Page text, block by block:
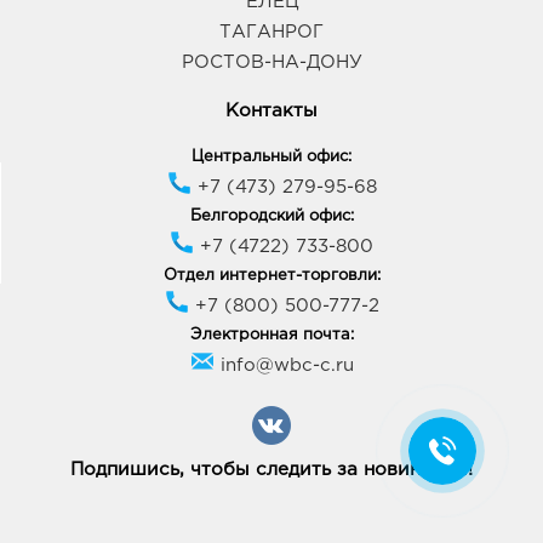
ТАГАНРОГ
РОСТОВ-НА-ДОНУ
Контакты
Центральный офис:
+7 (473) 279-95-68
Белгородский офис:
+7 (4722) 733-800
Отдел интернет-торговли:
+7 (800) 500-777-2
Электронная почта:
info@wbc-c.ru
Подпишись, чтобы следить за новинками!